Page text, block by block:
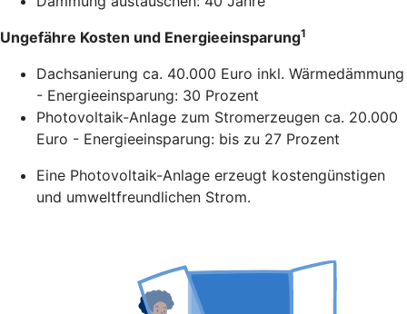
Ungefähre Kosten und Energieeinsparung1
Dachsanierung ca. 40.000 Euro inkl. Wärmedämmung
- Energieeinsparung: 30 Prozent
Photovoltaik-Anlage zum Stromerzeugen ca. 20.000
Euro - Energieeinsparung: bis zu 27 Prozent
Eine Photovoltaik-Anlage erzeugt kostengünstigen
und umweltfreundlichen Strom.